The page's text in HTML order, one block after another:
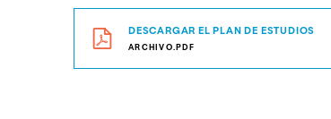
DESCARGAR EL PLAN DE ESTUDIOS
ARCHIVO.PDF